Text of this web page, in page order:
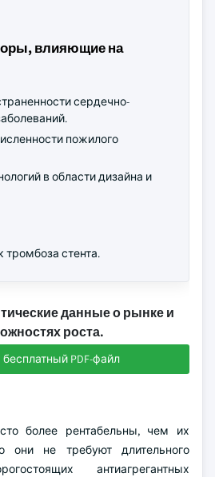
влияющие на
сердечно-
пожилого
в области дизайна и
тромбоза стента.
данные о рынке и
роста.
бесплатный PDF-файл
более рентабельны, чем их
они не требуют длительного
антиагрегантных